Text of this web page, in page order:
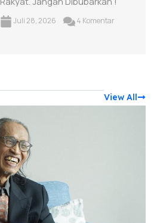
Juli 28, 2026 4 Komentar
View All